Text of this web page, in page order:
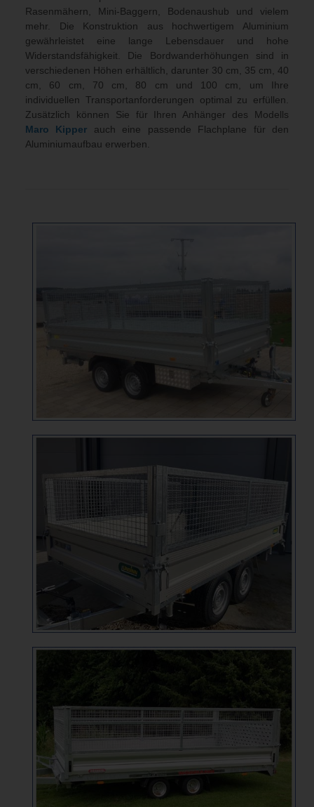
Rasenmähern, Mini-Baggern, Bodenaushub und vielem
mehr. Die Konstruktion aus hochwertigem Aluminium
gewährleistet eine lange Lebensdauer und hohe
Widerstandsfähigkeit. Die Bordwanderhöhungen sind in
verschiedenen Höhen erhältlich, darunter 30 cm, 35 cm, 40
cm, 60 cm, 70 cm, 80 cm und 100 cm, um Ihre
individuellen Transportanforderungen optimal zu erfüllen.
Zusätzlich können Sie für Ihren Anhänger des Modells
Maro Kipper
auch eine passende Flachplane für den
Aluminiumaufbau erwerben.